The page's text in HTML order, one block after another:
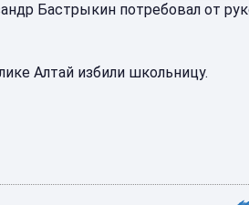
Бастрыкин потребовал от
Алтай избили школьницу.